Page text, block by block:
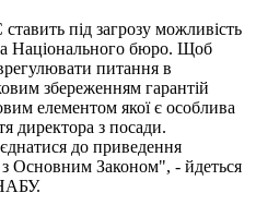
під загрозу можливість
Національного бюро. Щоб
питання в
збереженням гарантій
елементом якої є особлива
директора з посади.
до приведення
з Основним Законом", - йдеться